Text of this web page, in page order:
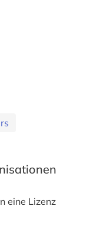
eine Lizenz